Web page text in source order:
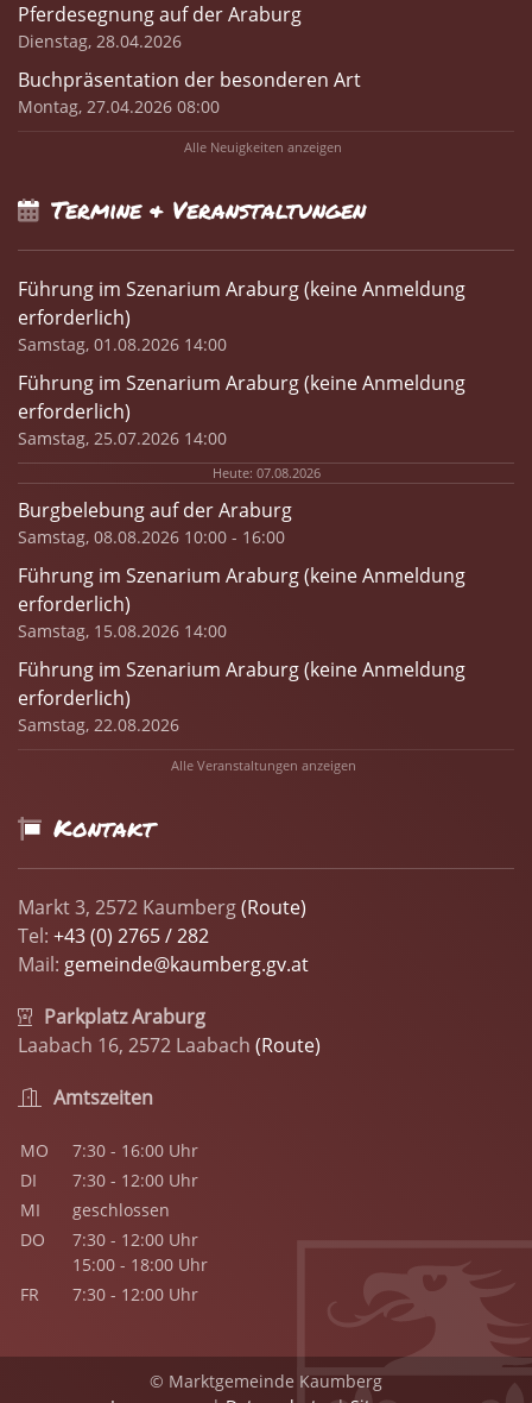
Pferdesegnung auf der Araburg
Dienstag, 28.04.2026
Buchpräsentation der besonderen Art
Montag, 27.04.2026 08:00
Alle Neuigkeiten anzeigen
Termine & Veranstaltungen
Führung im Szenarium Araburg (keine Anmeldung
erforderlich)
Samstag, 01.08.2026 14:00
Führung im Szenarium Araburg (keine Anmeldung
erforderlich)
Samstag, 25.07.2026 14:00
Heute: 07.08.2026
Burgbelebung auf der Araburg
Samstag, 08.08.2026 10:00 - 16:00
Führung im Szenarium Araburg (keine Anmeldung
erforderlich)
Samstag, 15.08.2026 14:00
Führung im Szenarium Araburg (keine Anmeldung
erforderlich)
Samstag, 22.08.2026
Alle Veranstaltungen anzeigen
Kontakt
Markt 3, 2572 Kaumberg(Route)
Tel: +43 (0) 2765 / 282
Mail: gemeinde@kaumberg.gv.at
Parkplatz Araburg
Laabach 16, 2572 Laabach (Route)
Amtszeiten
MO
7:30 - 16:00 Uhr
DI
7:30 - 12:00 Uhr
MI
geschlossen
DO
7:30 - 12:00 Uhr
15:00 - 18:00 Uhr
FR
7:30 - 12:00 Uhr
© Marktgemeinde Kaumberg